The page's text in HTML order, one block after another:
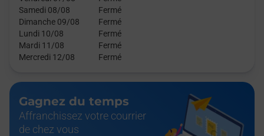
Samedi 08/08
Fermé
Dimanche 09/08
Fermé
Lundi 10/08
Fermé
Mardi 11/08
Fermé
Mercredi 12/08
Fermé
Gagnez du temps
Affranchissez votre courrier
de chez vous